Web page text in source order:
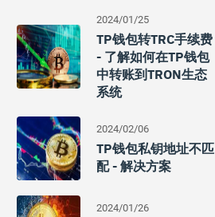
2024/01/25
TP钱包转TRC手续费
- 了解如何在TP钱包
中转账到TRON生态
系统
2024/02/06
TP钱包私钥地址不匹
配 - 解决方案
2024/01/26